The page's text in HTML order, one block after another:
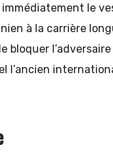
le
à la carrière
bloquer
l’ancien